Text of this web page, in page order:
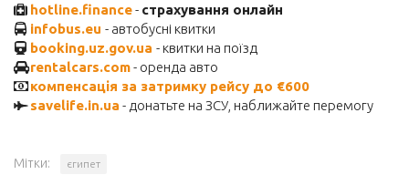
hotline.finance- страхування онлайн
infobus.eu - автобусні квитки
booking.uz.gov.ua - квитки на поїзд
rentalcars.com- оренда авто
компенсація за затримку рейсу до €600
savelife.in.ua - донатьте на ЗСУ, наближайте перемогу
Мітки: єгипет